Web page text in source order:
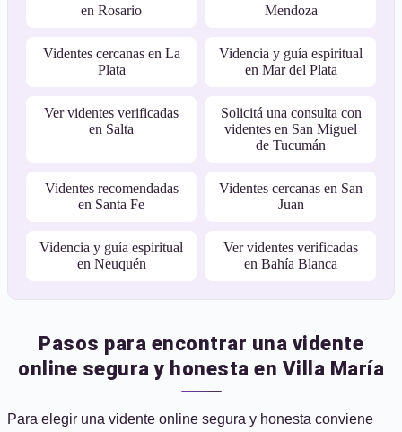
en Rosario
Mendoza
Videntes cercanas en La
Plata
Videncia y guía espiritual
en Mar del Plata
Ver videntes verificadas
en Salta
Solicitá una consulta con
videntes en San Miguel
de Tucumán
Videntes recomendadas
en Santa Fe
Videntes cercanas en San
Juan
Videncia y guía espiritual
en Neuquén
Ver videntes verificadas
en Bahía Blanca
Pasos para encontrar una vidente
online segura y honesta en Villa María
Para elegir una vidente online segura y honesta conviene